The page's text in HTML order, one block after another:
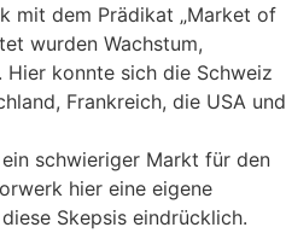
mit dem Prädikat „Market of
wurden Wachstum,
konnte sich die Schweiz
Frankreich, die USA und
schwieriger Markt für den
hier eine eigene
Skepsis eindrücklich.